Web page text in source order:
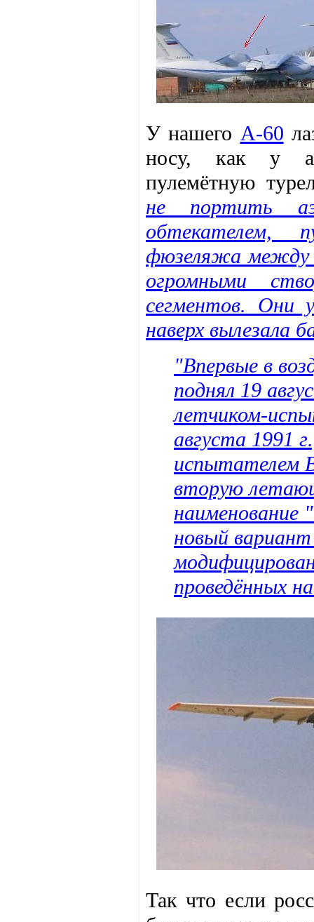
У нашего А-60
носу, как у
пулемётную
не портить
обтекателем,
фюзеляжа между
огромными
сегментов. Они
наверх вылезала
"Впервые в
поднял 19
летчиком-
августа 1991
испытателем
вторую
наименование
новый вариант
проведённых
Так что если